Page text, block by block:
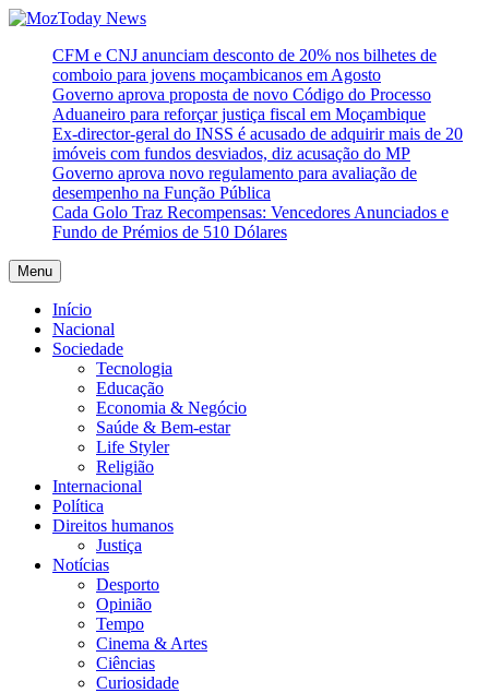
Skip
content
MozToday News
Onde a gente lê.
CFM e CNJ anunciam desconto de 20% nos bilhetes de
comboio para jovens moçambicanos em Agosto
Governo aprova proposta de novo Código do Processo
Aduaneiro para reforçar justiça fiscal em Moçambique
Ex-director-geral do INSS é acusado de adquirir mais de 20
imóveis com fundos desviados, diz acusação do MP
Governo aprova novo regulamento para avaliação de
desempenho na Função Pública
Cada Golo Traz Recompensas: Vencedores Anunciados e
Fundo de Prémios de 510 Dólares
Menu
Início
Nacional
Sociedade
Tecnologia
Educação
Economia & Negócio
Saúde & Bem-estar
Life Styler
Religião
Internacional
Política
Direitos humanos
Justiça
Notícias
Desporto
Opinião
Tempo
Cinema & Artes
Ciências
Curiosidade